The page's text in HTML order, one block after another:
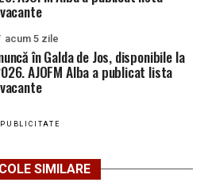
acum 5 zile
în Galda de Jos, disponibile la
AJOFM Alba a publicat lista
PUBLICITATE
SIMILARE